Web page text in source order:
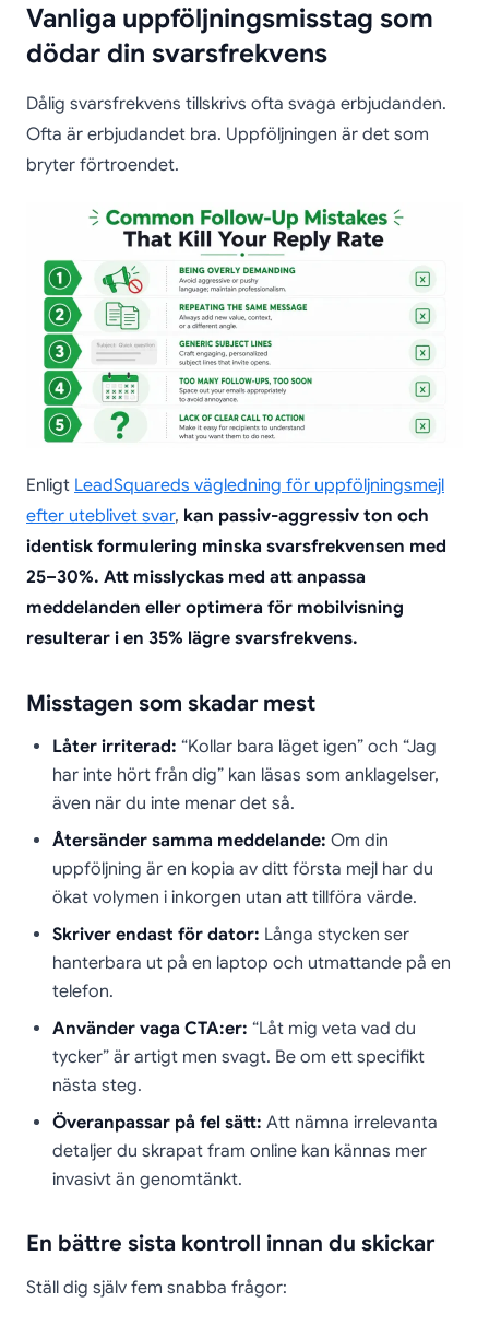
Vanliga uppföljningsmisstag som
dödar din svarsfrekvens
Dålig svarsfrekvens tillskrivs ofta svaga erbjudanden.
Ofta är erbjudandet bra. Uppföljningen är det som
bryter förtroendet.
Enligt LeadSquareds vägledning för uppföljningsmejl
efter uteblivet svar, kan passiv-aggressiv ton och
identisk formulering minska svarsfrekvensen med
25–30%. Att misslyckas med att anpassa
meddelanden eller optimera för mobilvisning
resulterar i en 35% lägre svarsfrekvens.
Misstagen som skadar mest
Låter irriterad: “Kollar bara läget igen” och “Jag
har inte hört från dig” kan läsas som anklagelser,
även när du inte menar det så.
Återsänder samma meddelande: Om din
uppföljning är en kopia av ditt första mejl har du
ökat volymen i inkorgen utan att tillföra värde.
Skriver endast för dator: Långa stycken ser
hanterbara ut på en laptop och utmattande på en
telefon.
Använder vaga CTA:er: “Låt mig veta vad du
tycker” är artigt men svagt. Be om ett specifikt
nästa steg.
Överanpassar på fel sätt: Att nämna irrelevanta
detaljer du skrapat fram online kan kännas mer
invasivt än genomtänkt.
En bättre sista kontroll innan du skickar
Ställ dig själv fem snabba frågor: